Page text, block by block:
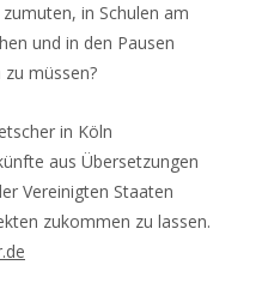
in Schulen am
und in den Pausen
müssen?
in Köln
aus Übersetzungen
Vereinigten Staaten
zukommen zu lassen.